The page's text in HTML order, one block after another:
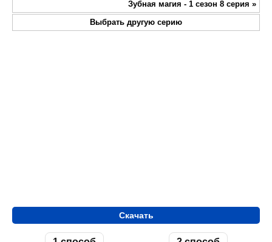
Зубная магия - 1 сезон 8 серия »
Выбрать другую серию
Скачать